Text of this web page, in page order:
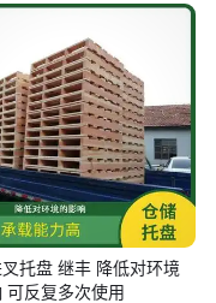
叉托盘 继丰 降低对环境
可反复多次使用